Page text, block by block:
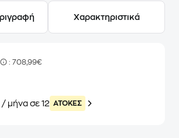
Χαρακτηριστικά
: 708,99€
/ μήνα σε 12 ATOKEΣ